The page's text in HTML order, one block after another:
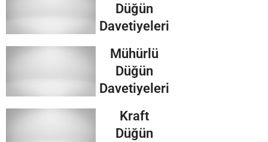
Düğün
Davetiyeleri
Mühürlü
Düğün
Davetiyeleri
Kraft
Düğün